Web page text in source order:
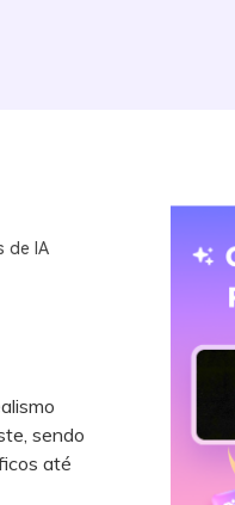
de IA
sendo
até